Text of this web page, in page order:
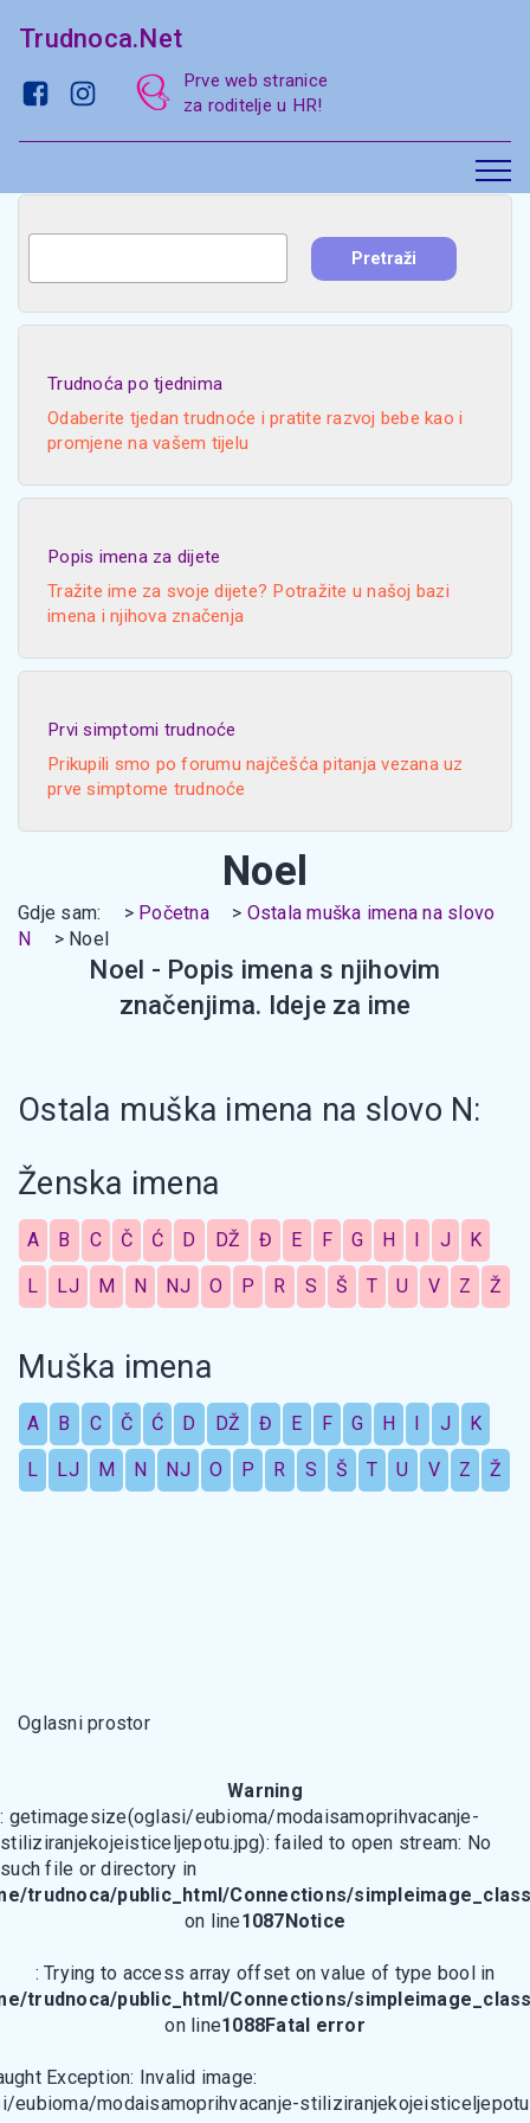
Trudnoca.Net
Prve web stranice
za roditelje u HR!
Trudnoća po tjednima
Odaberite tjedan trudnoće i pratite razvoj bebe kao i
promjene na vašem tijelu
Popis imena za dijete
Tražite ime za svoje dijete? Potražite u našoj bazi
imena i njihova značenja
Prvi simptomi trudnoće
Prikupili smo po forumu najčešća pitanja vezana uz
prve simptome trudnoće
Noel
Gdje sam: Početna
Ostala muška imena na slovo
N
Noel
Noel - Popis imena s njihovim
značenjima. Ideje za ime
Ostala muška imena na slovo N:
Ženska imena
A B C Č Ć D DŽ Đ E F G H I J K
L LJ M N NJ O P R S Š T U V Z Ž
Muška imena
A B C Č Ć D DŽ Đ E F G H I J K
L LJ M N NJ O P R S Š T U V Z Ž
Oglasni prostor
Warning
: getimagesize(oglasi/eubioma/modaisamoprihvacanje-
stiliziranjekojeisticeljepotu.jpg): failed to open stream: No
such file or directory in
trudnoca/public_html/Connections/
on line1087Notice
: Trying to access array offset on value of type bool in
trudnoca/public_html/Connections/
on line1088Fatal error
Exception: Invalid image:
eubioma/modaisamoprihvacanje-